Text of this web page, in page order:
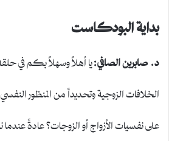
بداية البودكاست
د. صابرين الصافي:يا أهلاً وسهلاً بكم في
الخلافات الزوجية وتحديداً من المنظور
على نفسيات الأزواج أو الزوجات؟ عادةً